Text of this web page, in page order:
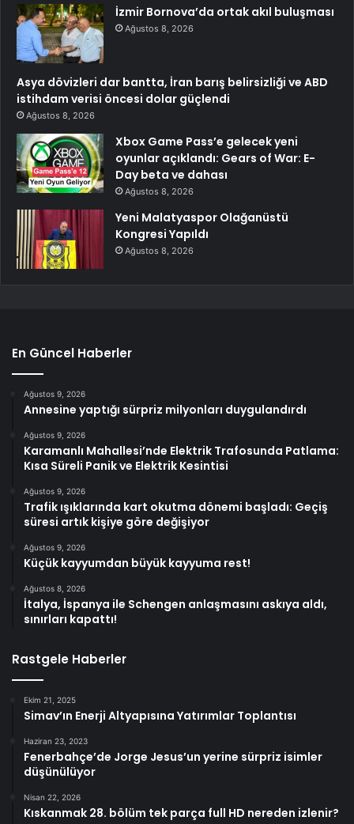
İzmir Bornova’da ortak akıl buluşması
Ağustos 8, 2026
Asya dövizleri dar bantta, İran barış belirsizliği ve ABD
istihdam verisi öncesi dolar güçlendi
Ağustos 8, 2026
Xbox Game Pass’e gelecek yeni
oyunlar açıklandı: Gears of War: E-
Day beta ve dahası
Ağustos 8, 2026
Yeni Malatyaspor Olağanüstü
Kongresi Yapıldı
Ağustos 8, 2026
En Güncel Haberler
Ağustos 9, 2026
Annesine yaptığı sürpriz milyonları duygulandırdı
Ağustos 9, 2026
Karamanlı Mahallesi’nde Elektrik Trafosunda Patlama:
Kısa Süreli Panik ve Elektrik Kesintisi
Ağustos 9, 2026
Trafik ışıklarında kart okutma dönemi başladı: Geçiş
süresi artık kişiye göre değişiyor
Ağustos 9, 2026
Küçük kayyumdan büyük kayyuma rest!
Ağustos 8, 2026
İtalya, İspanya ile Schengen anlaşmasını askıya aldı,
sınırları kapattı!
Rastgele Haberler
Ekim 21, 2025
Simav’ın Enerji Altyapısına Yatırımlar Toplantısı
Haziran 23, 2023
Fenerbahçe’de Jorge Jesus’un yerine sürpriz isimler
düşünülüyor
Nisan 22, 2026
Kıskanmak 28. bölüm tek parça full HD nereden izlenir?